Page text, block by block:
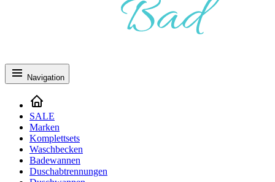
Navigation
SALE
Marken
Komplettsets
Waschbecken
Badewannen
Duschabtrennungen